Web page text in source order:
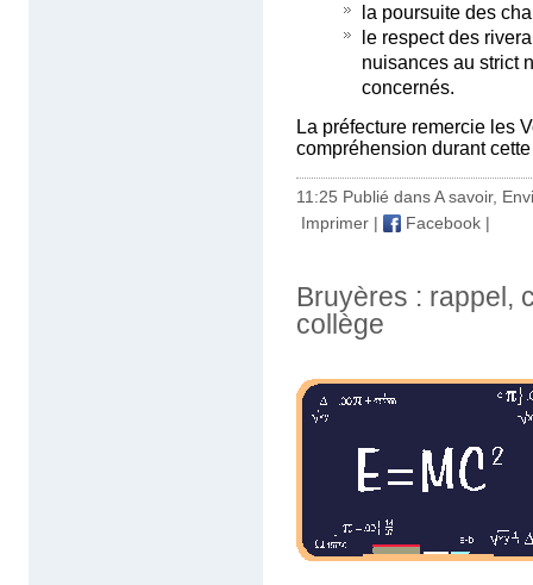
la poursuite des
le respect des
nuisances au strict
concernés.
La préfecture remercie les
compréhension durant
11:25 Publié dansA savoir,
Imprimer | Facebook |
Bruyères : rappel,
collège